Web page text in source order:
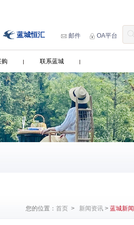
蓝城恒汇 邮件 OA平台
购 联系蓝城
您的位置： 首页> 新闻资讯 > 蓝城新闻